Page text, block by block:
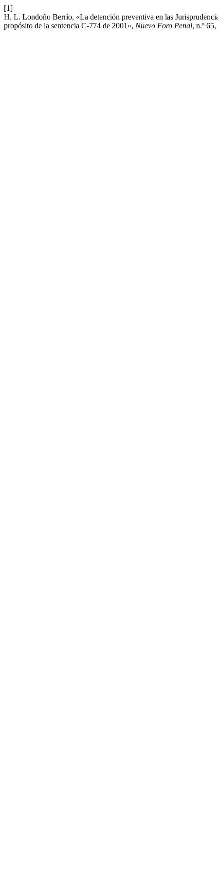
[1]
H. L. Londoño Berrío, «La detención preventiva en las
propósito de la sentencia C-774 de 2001», Nuevo Foro Penal, n.º